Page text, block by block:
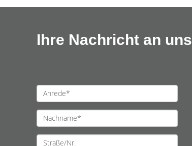
Ihre Nachricht an uns